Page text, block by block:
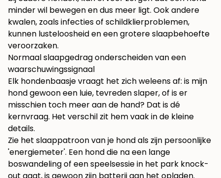
minder wil bewegen en dus meer ligt. Ook andere
kwalen, zoals infecties of schildklierproblemen,
kunnen lusteloosheid en een grotere slaapbehoefte
veroorzaken.
Normaal slaapgedrag onderscheiden van een
waarschuwingssignaal
Elk hondenbaasje vraagt het zich weleens af: is mijn
hond gewoon een luie, tevreden slaper, of is er
misschien toch meer aan de hand? Dat is dé
kernvraag. Het verschil zit hem vaak in de kleine
details.
Zie het slaappatroon van je hond als zijn persoonlijke
'energiemeter'. Een hond die na een lange
boswandeling of een speelsessie in het park knock-